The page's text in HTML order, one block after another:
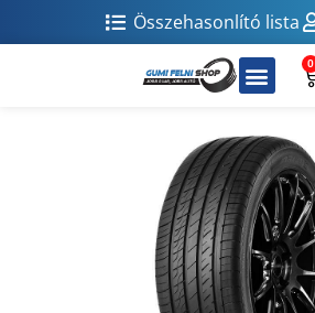
Összehasonlító lista
0